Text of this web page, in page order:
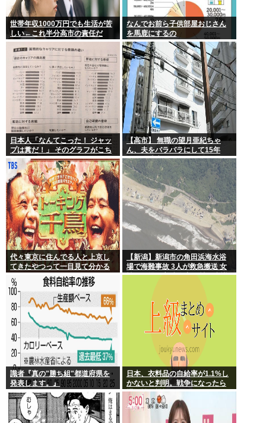
世帯年収1000万円でも生活が苦
しい←これ半分高市の責任だ
ろ…
なんでお前ら子供部屋おじさん
を馬鹿にするの
日本人「なんてこった！ ジャッ
プは糞だ！」 そのグラフがこち
ら。
【高市】 無職の望月亜紀ちゃ
ん、夫をバラバラにして15年
間、冷凍庫で保存
代々東京に住んでる人と上京し
てきたやつって一目見て分かる
よね。あれなんで？
【新潟】新潟市の角田浜海水浴
場で海難事故 3人が救急搬送 女
性と男児が心肺停止 男性は意識
識者『真の"勝ち組"都道府県を
発表します。』
日本、衣料品の自給率が1.1%し
かないと判明。戦争になったら
裸で戦う模様www